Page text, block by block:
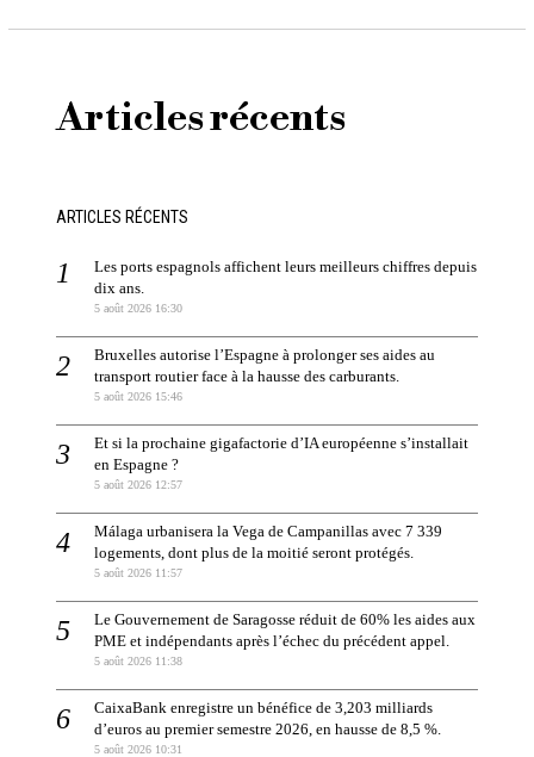
Articles récents
ARTICLES RÉCENTS
Les ports espagnols affichent leurs meilleurs chiffres depuis
dix ans.
5 août 2026 16:30
Bruxelles autorise l’Espagne à prolonger ses aides au
transport routier face à la hausse des carburants.
5 août 2026 15:46
Et si la prochaine gigafactorie d’IA européenne s’installait
en Espagne ?
5 août 2026 12:57
Málaga urbanisera la Vega de Campanillas avec 7 339
logements, dont plus de la moitié seront protégés.
5 août 2026 11:57
Le Gouvernement de Saragosse réduit de 60% les aides aux
PME et indépendants après l’échec du précédent appel.
5 août 2026 11:38
CaixaBank enregistre un bénéfice de 3,203 milliards
d’euros au premier semestre 2026, en hausse de 8,5 %.
5 août 2026 10:31